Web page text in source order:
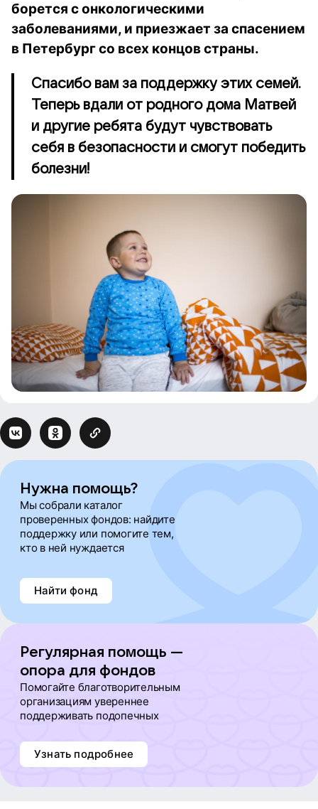
борется с онкологическими
заболеваниями, и приезжает за спасением
в Петербург со всех концов страны.
Спасибо вам за поддержку этих семей.
Теперь вдали от родного дома Матвей
и другие ребята будут чувствовать
себя в безопасности и смогут победить
болезни!
Нужна помощь?
Мы собрали каталог
проверенных фондов: найдите
поддержку или помогите тем,
кто в ней нуждается
Найти фонд
Регулярная помощь —
опора для фондов
Помогайте благотворительным
организациям увереннее
поддерживать подопечных
Узнать подробнее